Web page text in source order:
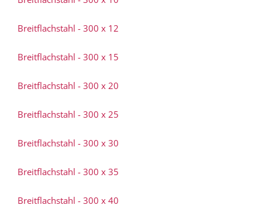
Breitflachstahl - 300 x 12
Breitflachstahl - 300 x 15
Breitflachstahl - 300 x 20
Breitflachstahl - 300 x 25
Breitflachstahl - 300 x 30
Breitflachstahl - 300 x 35
Breitflachstahl - 300 x 40